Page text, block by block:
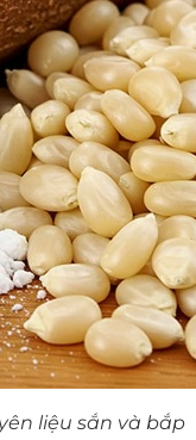
liệu sắn và bắp